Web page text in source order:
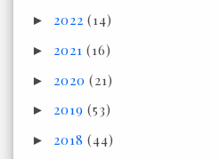
► 2022(14)
► 2021(16)
► 2020(21)
► 2019(53)
► 2018(44)